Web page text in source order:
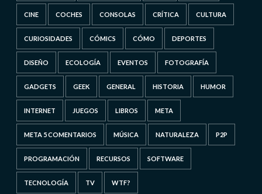
CINE COCHES CONSOLAS CRÍTICA CULTURA
CURIOSIDADES CÓMICS CÓMO DEPORTES
DISEÑO ECOLOGÍA EVENTOS FOTOGRAFÍA
GADGETS GEEK GENERAL HISTORIA HUMOR
INTERNET JUEGOS LIBROS META
META 5 COMENTARIOS MÚSICA NATURALEZA P2P
PROGRAMACIÓN RECURSOS SOFTWARE
TECNOLOGÍA TV WTF?